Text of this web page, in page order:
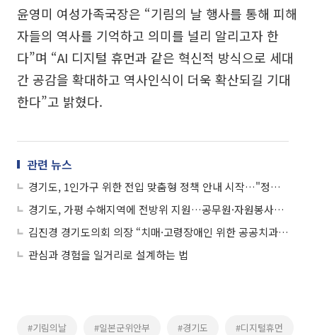
윤영미 여성가족국장은 “기림의 날 행사를 통해 피해
자들의 역사를 기억하고 의미를 널리 알리고자 한
다”며 “AI 디지털 휴먼과 같은 혁신적 방식으로 세대
간 공감을 확대하고 역사인식이 더욱 확산되길 기대
한다”고 밝혔다.
관련 뉴스
경기도, 1인가구 위한 전입 맞춤형 정책 안내 시작…"정보 접근성 높인다"
경기도, 가평 수해지역에 전방위 지원…공무원·자원봉사자 '한마음'
김진경 경기도의회 의장 “치매·고령장애인 위한 공공치과 필요”
관심과 경험을 일거리로 설계하는 법
#기림의날 #일본군위안부 #경기도 #디지털휴먼